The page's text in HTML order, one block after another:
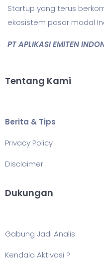
Startup yang terus
ekosistem pasar modal
PT APLIKASI EMITEN
Tentang Kami
Berita & Tips
Privacy Policy
Disclaimer
Dukungan
Gabung Jadi Analis
Kendala Aktivasi ?